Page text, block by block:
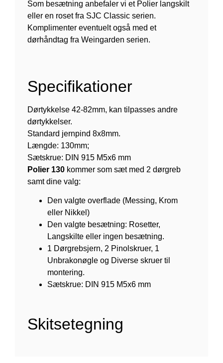
Som besætning anbefaler vi et Polier langskilt
eller en roset fra SJC Classic serien.
Komplimenter eventuelt også med et
dørhåndtag fra Weingarden serien.
Specifikationer
Dørtykkelse 42-82mm, kan tilpasses andre
dørtykkelser.
Standard jernpind 8x8mm.
Længde: 130mm;
Sætskrue: DIN 915 M5x6 mm
Polier 130 kommer som sæt med 2 dørgreb
samt dine valg:
Den valgte overflade (Messing, Krom
eller Nikkel)
Den valgte besætning: Rosetter,
Langskilte eller ingen besætning.
1 Dørgrebsjern, 2 Pinolskruer, 1
Unbrakonøgle og Diverse skruer til
montering.
Sætskrue: DIN 915 M5x6 mm
Skitsetegning